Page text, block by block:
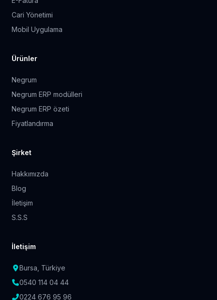
Cari Yönetimi
Mobil Uygulama
Ürünler
Negrum
Negrum ERP modülleri
Negrum ERP özeti
Fiyatlandırma
Şirket
Hakkımızda
Blog
İletişim
S.S.S
İletişim
Bursa, Türkiye
0540 114 04 44
0224 676 95 96